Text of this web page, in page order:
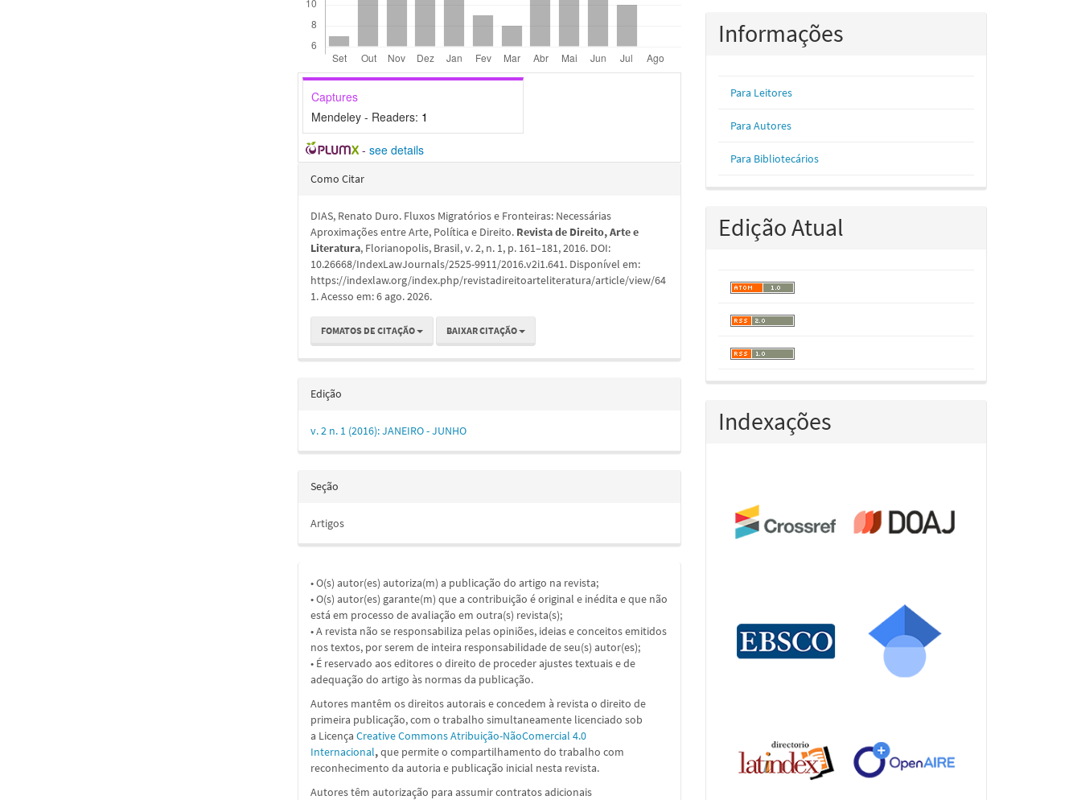
Captures
Mendeley - Readers: 1
- see details
Detalhes
artigo
Como Citar
DIAS, Renato Duro. Fluxos Migratórios e Fronteiras: Necessárias
Aproximações entre Arte, Política e Direito. Revista de Direito, Arte e
Literatura, Florianopolis, Brasil, v. 2, n. 1, p. 161–181, 2016. DOI:
10.26668/IndexLawJournals/2525-9911/2016.v2i1.641. Disponível em:
https://indexlaw.org/index.php/revistadireitoarteliteratura/article/view/64
1. Acesso em: 6 ago. 2026.
FOMATOS DE CITAÇÃO BAIXAR CITAÇÃO
Edição
v. 2 n. 1 (2016): JANEIRO - JUNHO
Seção
Artigos
• O(s) autor(es) autoriza(m) a publicação do artigo na revista;
• O(s) autor(es) garante(m) que a contribuição é original e inédita e que não
está em processo de avaliação em outra(s) revista(s);
• A revista não se responsabiliza pelas opiniões, ideias e conceitos emitidos
nos textos, por serem de inteira responsabilidade de seu(s) autor(es);
• É reservado aos editores o direito de proceder ajustes textuais e de
adequação do artigo às normas da publicação.
Autores mantêm os direitos autorais e concedem à revista o direito de
primeira publicação, com o trabalho simultaneamente licenciado sob
a LicençaCreative Commons Atribuição-NãoComercial 4.0
Internacional,que permite o compartilhamento do trabalho com
reconhecimento da autoria e publicação inicial nesta revista.
Autores têm autorização para assumir contratos adicionais
Informações
Para Leitores
Para Autores
Para Bibliotecários
Edição Atual
Indexações